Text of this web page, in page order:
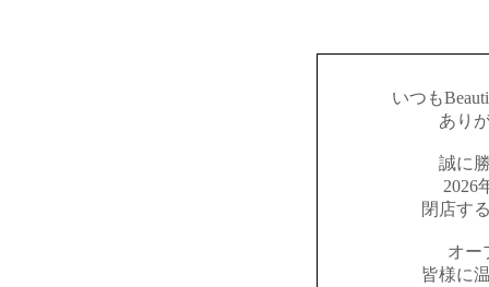
いつも
あり
誠に
2026
閉店す
オー
皆様に